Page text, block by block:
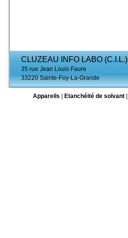
CLUZEAU INFO LABO (C.I.L.)
35 rue Jean Louis Faure
33220 Sainte-Foy-La-Grande
Appareils
Etanchéité de solvant